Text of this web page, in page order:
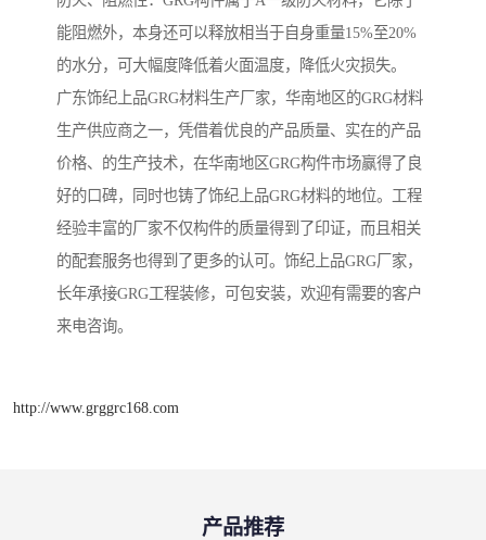
能阻燃外，本身还可以释放相当于自身重量15%至20%
的水分，可大幅度降低着火面温度，降低火灾损失。
广东饰纪上品GRG材料生产厂家，华南地区的GRG材料
生产供应商之一，凭借着优良的产品质量、实在的产品
价格、的生产技术，在华南地区GRG构件市场赢得了良
好的口碑，同时也铸了饰纪上品GRG材料的地位。工程
经验丰富的厂家不仅构件的质量得到了印证，而且相关
的配套服务也得到了更多的认可。饰纪上品GRG厂家，
长年承接GRG工程装修，可包安装，欢迎有需要的客户
来电咨询。
http://www.grggrc168.com
产品推荐